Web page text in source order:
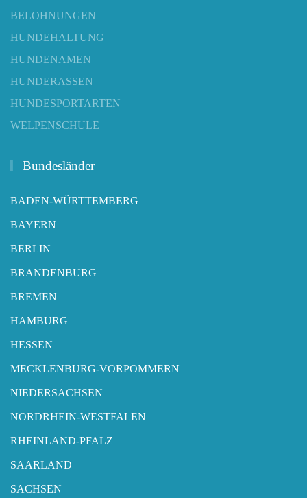
BELOHNUNGEN
HUNDEHALTUNG
HUNDENAMEN
HUNDERASSEN
HUNDESPORTARTEN
WELPENSCHULE
Bundesländer
BADEN-WÜRTTEMBERG
BAYERN
BERLIN
BRANDENBURG
BREMEN
HAMBURG
HESSEN
MECKLENBURG-VORPOMMERN
NIEDERSACHSEN
NORDRHEIN-WESTFALEN
RHEINLAND-PFALZ
SAARLAND
SACHSEN